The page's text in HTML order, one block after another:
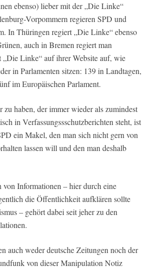
ebenso) lieber mit der „Die Linke“
Vorpommern regieren SPD und
In Thüringen regiert „Die Linke“ ebenso
auch in Bremen regiert man
„Die Linke“ auf ihrer Website auf, wie
in Parlamenten sitzen: 139 in Landtagen,
im Europäischen Parlament.
haben, der immer wieder als zumindest
in Verfassungssschutzberichten steht, ist
ein Makel, den man sich nicht gern von
lassen will und den man deshalb
von Informationen – hier durch eine
die Öffentlichkeit aufklären sollte
– gehört dabei seit jeher zu den
auch weder deutsche Zeitungen noch der
von dieser Manipulation Notiz